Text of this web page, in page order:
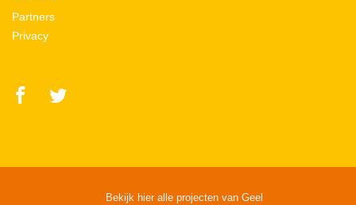
Partners
Privacy
Bekijk hier alle projecten van Geel